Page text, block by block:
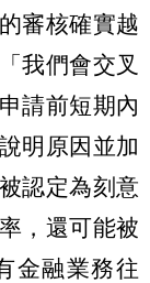
審核確實越
我們會交叉
請前短期內
明原因並加
認定為刻意
，還可能被
金融業務往